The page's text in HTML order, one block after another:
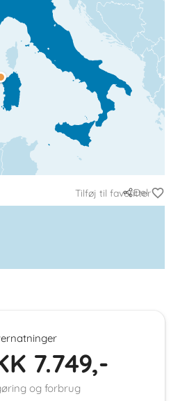
Tilføj til favoritter
Del
7.749,-
og forbrug